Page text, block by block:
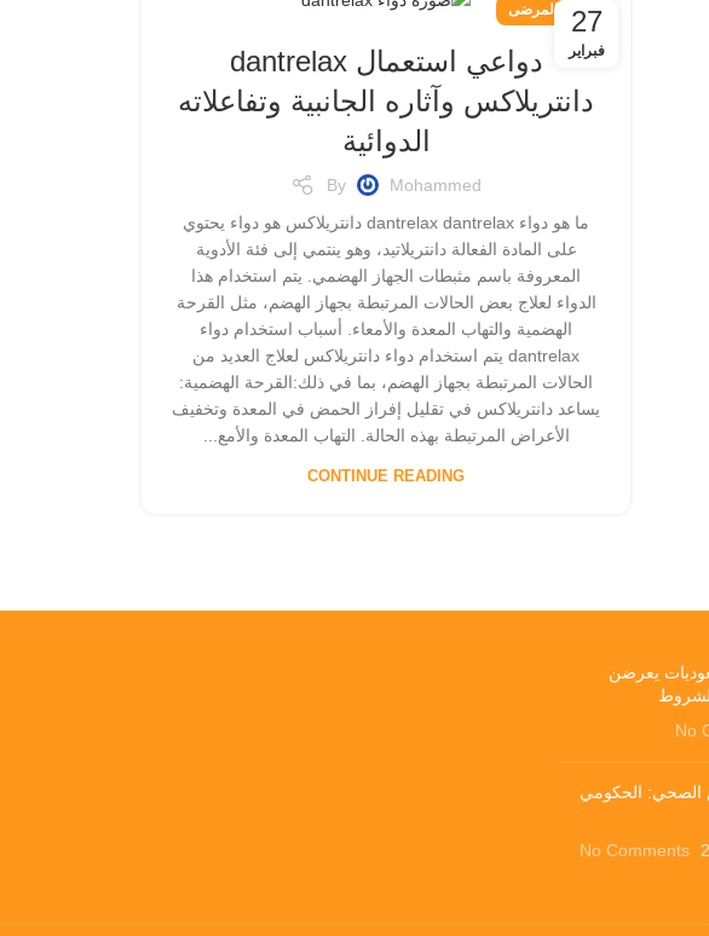
27
فبراير
دليل المرضى
دواعي استعمال dantrelax
دانتريلاكس وآثاره الجانبية وتفاعلاته
الدوائية
By
Mohammed
ما هو دواء dantrelax dantrelax دانتريلاكس هو دواء يحتوي
على المادة الفعالة دانتريلاتيد، وهو ينتمي إلى فئة الأدوية
المعروفة باسم مثبطات الجهاز الهضمي. يتم استخدام هذا
الدواء لعلاج بعض الحالات المرتبطة بجهاز الهضم، مثل القرحة
الهضمية والتهاب المعدة والأمعاء. أسباب استخدام دواء
dantrelax يتم استخدام دواء دانتريلاكس لعلاج العديد من
الحالات المرتبطة بجهاز الهضم، بما في ذلك:القرحة الهضمية:
يساعد دانتريلاكس في تقليل إفراز الحمض في المعدة وتخفيف
الأعراض المرتبطة بهذه الحالة. التهاب المعدة والأمع...
CONTINUE READING
يعرضن
No
الصحي: الحكومي
No Comments